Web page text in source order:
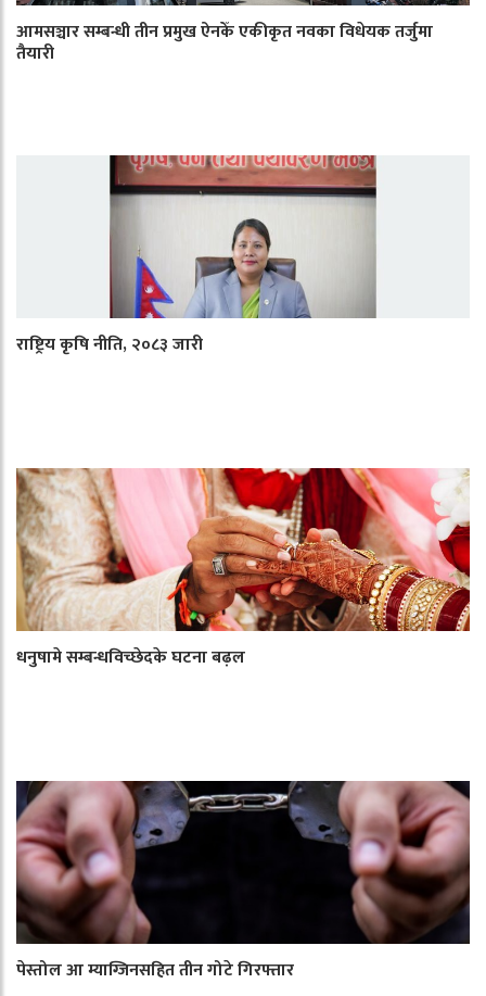
आमसञ्चार सम्बन्धी तीन प्रमुख ऐनकेँ एकीकृत नवका विधेयक तर्जुमा
तैयारी
राष्ट्रिय कृषि नीति, २०८३ जारी
धनुषामे सम्बन्धविच्छेदके घटना बढ़ल
पेस्तोल आ म्याग्जिनसहित तीन गोटे गिरफ्तार